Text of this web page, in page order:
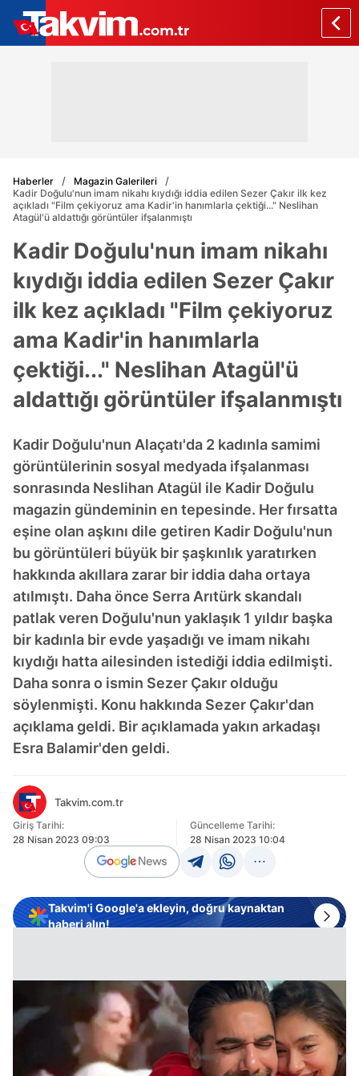
Haberler
Magazin Galerileri
Kadir Doğulu'nun imam nikahı kıydığı iddia edilen Sezer Çakır ilk kez
açıkladı "Film çekiyoruz ama Kadir'in hanımlarla çektiği..." Neslihan
Atagül'ü aldattığı görüntüler ifşalanmıştı
Kadir Doğulu'nun imam nikahı
kıydığı iddia edilen Sezer Çakır
ilk kez açıkladı "Film çekiyoruz
ama Kadir'in hanımlarla
çektiği..." Neslihan Atagül'ü
aldattığı görüntüler ifşalanmıştı
Kadir Doğulu'nun Alaçatı'da 2 kadınla samimi
görüntülerinin sosyal medyada ifşalanması
sonrasında Neslihan Atagül ile Kadir Doğulu
magazin gündeminin en tepesinde. Her fırsatta
eşine olan aşkını dile getiren Kadir Doğulu'nun
bu görüntüleri büyük bir şaşkınlık yaratırken
hakkında akıllara zarar bir iddia daha ortaya
atılmıştı. Daha önce Serra Arıtürk skandalı
patlak veren Doğulu'nun yaklaşık 1 yıldır başka
bir kadınla bir evde yaşadığı ve imam nikahı
kıydığı hatta ailesinden istediği iddia edilmişti.
Daha sonra o ismin Sezer Çakır olduğu
söylenmişti. Konu hakkında Sezer Çakır'dan
açıklama geldi. Bir açıklamada yakın arkadaşı
Esra Balamir'den geldi.
Takvim.com.tr
Giriş Tarihi:
28 Nisan 2023 09:03
Güncelleme Tarihi:
28 Nisan 2023 10:04
Takvim'i Google'a ekleyin, doğru kaynaktan
haberi alın!